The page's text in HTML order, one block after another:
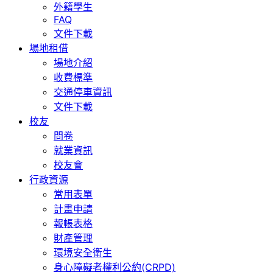
外籍學生
FAQ
文件下載
場地租借
場地介紹
收費標準
交通停車資訊
文件下載
校友
問卷
就業資訊
校友會
行政資源
常用表單
計畫申請
報帳表格
財產管理
環境安全衛生
身心障礙者權利公約(CRPD)